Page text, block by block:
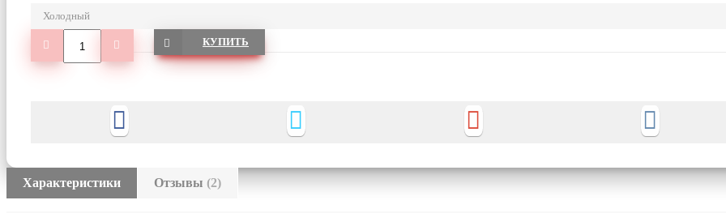
Холодный
КУПИТЬ
Характеристики Отзывы (2)